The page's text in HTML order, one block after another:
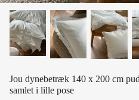
samlet i lille pose